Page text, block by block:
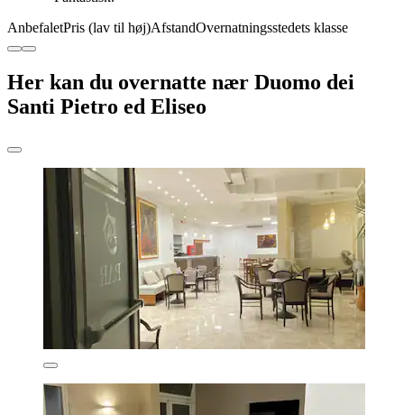
AnbefaletPris (lav til høj)AfstandOvernatningsstedets klasse
Her kan du overnatte nær Duomo dei
Santi Pietro ed Eliseo